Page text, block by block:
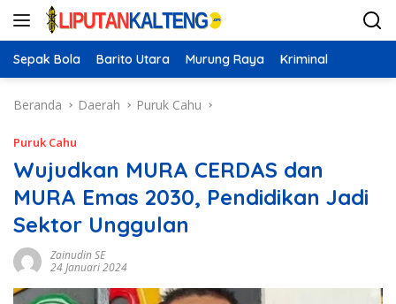
Langsung
Sepak Bola Barito Utara Murung Raya Kriminal
Beranda Daerah Puruk Cahu
Puruk Cahu
Wujudkan MURA CERDAS dan
MURA Emas 2030, Pendidikan Jadi
Sektor Unggulan
Zainudin SE
24 Januari 2024